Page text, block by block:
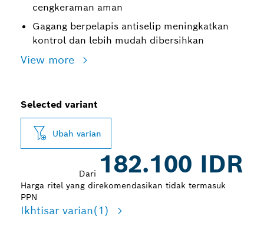
cengkeraman aman
Gagang berpelapis antiselip meningkatkan
kontrol dan lebih mudah dibersihkan
View more
Selected variant
Ubah varian
Dari 182.100 IDR
Harga ritel yang direkomendasikan tidak termasuk
PPN
Ikhtisar varian(1)